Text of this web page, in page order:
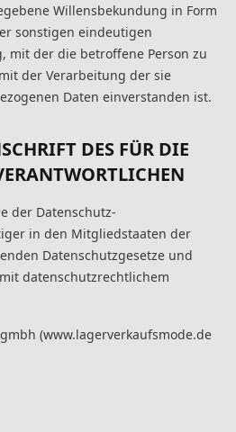
Willensbekundung in Form
sonstigen eindeutigen
mit der die betroffene Person zu
der Verarbeitung der sie
Daten einverstanden ist.
DES FÜR DIE
der Datenschutz-
in den Mitgliedstaaten der
Datenschutzgesetze und
datenschutzrechtlichem
(www.lagerverkaufsmode.de